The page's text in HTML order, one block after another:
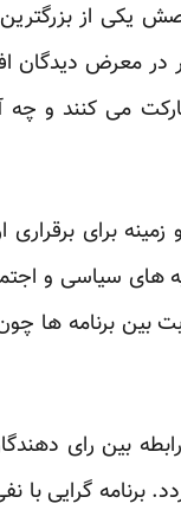
یکی از
معرض دیدگان
می کنند و
برای برقراری
سیاسی و
بین برنامه ها
بین رای
برنامه